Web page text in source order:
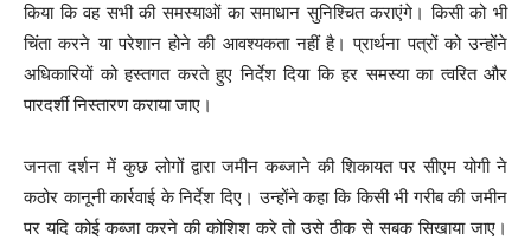
किया कि वह सभी की समस्याओं का समाधान सुनिश्चित कराएंगे। किसी को भी
चिंता करने या परेशान होने की आवश्यकता नहीं है। प्रार्थना पत्रों को उन्होंने
अधिकारियों को हस्तगत करते हुए निर्देश दिया कि हर समस्या का त्वरित और
पारदर्शी निस्तारण कराया जाए।
जनता दर्शन में कुछ लोगों द्वारा जमीन कब्जाने की शिकायत पर सीएम योगी ने
कठोर कानूनी कार्रवाई के निर्देश दिए। उन्होंने कहा कि किसी भी गरीब की जमीन
पर यदि कोई कब्जा करने की कोशिश करे तो उसे ठीक से सबक सिखाया जाए।